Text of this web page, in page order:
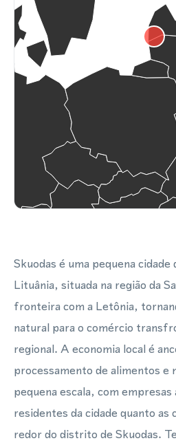
Skuodas é uma pequena
Lituânia, situada na região da
fronteira com a Letônia,
natural para o comércio
regional. A economia local é
processamento de alimentos e
pequena escala, com
residentes da cidade quanto as
redor do distrito de Skuodas.